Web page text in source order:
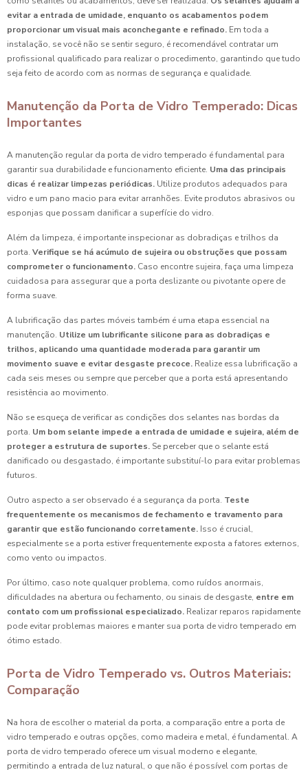
evitar a entrada de umidade, enquanto os acabamentos podem
proporcionar um visual mais aconchegante e refinado. Em toda a
instalação, se você não se sentir seguro, é recomendável contratar um
profissional qualificado para realizar o procedimento, garantindo que tudo
seja feito de acordo com as normas de segurança e qualidade.
Manutenção da Porta de Vidro Temperado: Dicas
Importantes
A manutenção regular da porta de vidro temperado é fundamental para
garantir sua durabilidade e funcionamento eficiente. Uma das principais
dicas é realizar limpezas periódicas. Utilize produtos adequados para
vidro e um pano macio para evitar arranhões. Evite produtos abrasivos ou
esponjas que possam danificar a superfície do vidro.
Além da limpeza, é importante inspecionar as dobradiças e trilhos da
porta. Verifique se há acúmulo de sujeira ou obstruções que possam
comprometer o funcionamento. Caso encontre sujeira, faça uma limpeza
cuidadosa para assegurar que a porta deslizante ou pivotante opere de
forma suave.
A lubrificação das partes móveis também é uma etapa essencial na
manutenção. Utilize um lubrificante silicone para as dobradiças e
trilhos, aplicando uma quantidade moderada para garantir um
movimento suave e evitar desgaste precoce. Realize essa lubrificação a
cada seis meses ou sempre que perceber que a porta está apresentando
resistência ao movimento.
Não se esqueça de verificar as condições dos selantes nas bordas da
porta. Um bom selante impede a entrada de umidade e sujeira, além de
proteger a estrutura de suportes. Se perceber que o selante está
danificado ou desgastado, é importante substituí-lo para evitar problemas
futuros.
Outro aspecto a ser observado é a segurança da porta. Teste
frequentemente os mecanismos de fechamento e travamento para
garantir que estão funcionando corretamente. Isso é crucial,
especialmente se a porta estiver frequentemente exposta a fatores externos,
como vento ou impactos.
Por último, caso note qualquer problema, como ruídos anormais,
dificuldades na abertura ou fechamento, ou sinais de desgaste, entre em
contato com um profissional especializado. Realizar reparos rapidamente
pode evitar problemas maiores e manter sua porta de vidro temperado em
ótimo estado.
Porta de Vidro Temperado vs. Outros Materiais:
Comparação
Na hora de escolher o material da porta, a comparação entre a porta de
vidro temperado e outras opções, como madeira e metal, é fundamental. A
porta de vidro temperado oferece um visual moderno e elegante,
permitindo a entrada de luz natural, o que não é possível com portas de